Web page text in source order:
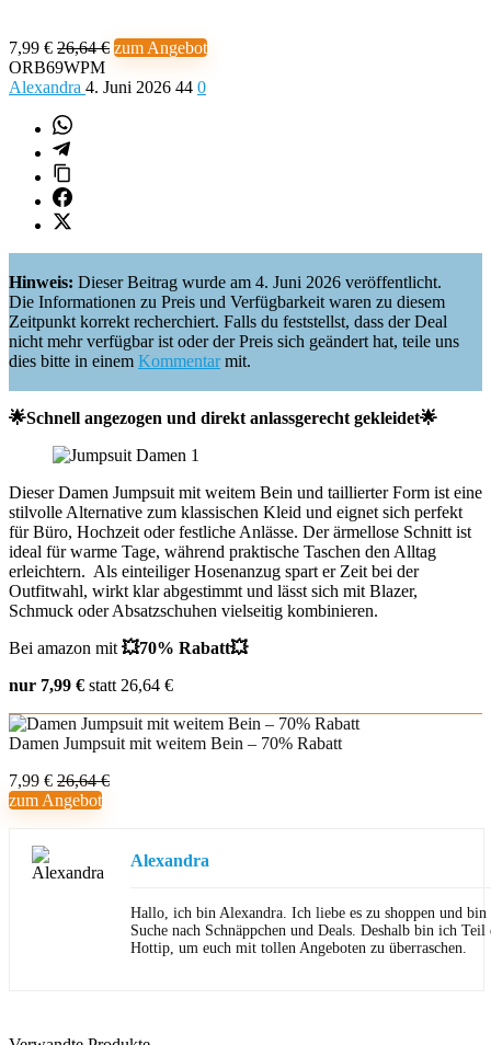
7,99 € 26,64 € zum Angebot
ORB69WPM
Alexandra 4. Juni 2026 44 0
Hinweis: Dieser Beitrag wurde am 4. Juni 2026 veröffentlicht.
Die Informationen zu Preis und Verfügbarkeit waren zu diesem
Zeitpunkt korrekt recherchiert. Falls du feststellst, dass der Deal
nicht mehr verfügbar ist oder der Preis sich geändert hat, teile uns
dies bitte in einem Kommentarmit.
🌟Schnell angezogen und direkt anlassgerecht gekleidet🌟
Dieser Damen Jumpsuit mit weitem Bein und taillierter Form ist eine
stilvolle Alternative zum klassischen Kleid und eignet sich perfekt
für Büro, Hochzeit oder festliche Anlässe. Der ärmellose Schnitt ist
ideal für warme Tage, während praktische Taschen den Alltag
erleichtern. Als einteiliger Hosenanzug spart er Zeit bei der
Outfitwahl, wirkt klar abgestimmt und lässt sich mit Blazer,
Schmuck oder Absatzschuhen vielseitig kombinieren.
Bei amazon mit 💥70% Rabatt💥
nur 7,99 € statt 26,64 €
Damen Jumpsuit mit weitem Bein – 70% Rabatt
7,99 € 26,64 €
zum Angebot
Alexandra
Hallo, ich bin Alexandra. Ich liebe es zu shoppen und
Suche nach Schnäppchen und Deals. Deshalb bin ich Teil
Hottip, um euch mit tollen Angeboten zu überraschen.